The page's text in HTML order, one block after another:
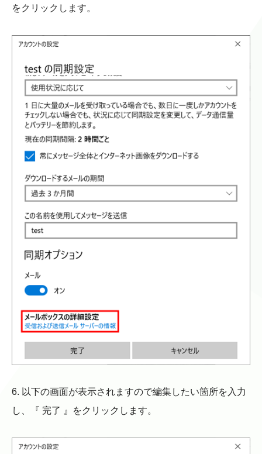
をクリックします。
6. 以下の画面が表示されますので編集したい箇所を入力
し、『 完了 』をクリックします。